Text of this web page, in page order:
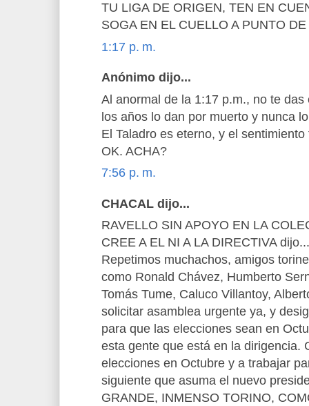
TU LIGA DE ORIGEN, TEN EN
SOGA EN EL CUELLO A PUNTO
1:17 p. m.
Anónimo dijo...
Al anormal de la 1:17 p.m., no te
los años lo dan por muerto y nunca
El Taladro es eterno, y el sentimiento
OK. ACHA?
7:56 p. m.
CHACAL dijo...
RAVELLO SIN APOYO EN LA
CREE A EL NI A LA DIRECTIVA dijo...
Repetimos muchachos, amigos
como Ronald Chávez, Humberto
Tomás Tume, Caluco Villantoy,
solicitar asamblea urgente ya, y
para que las elecciones sean en
esta gente que está en la dirigencia.
elecciones en Octubre y a trabajar
siguiente que asuma el nuevo
GRANDE, INMENSO TORINO,